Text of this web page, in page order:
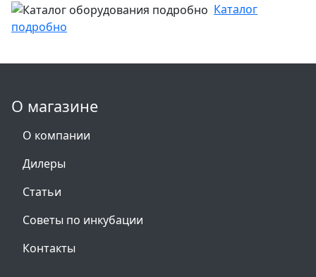
Каталог
подробно
О магазине
О компании
Дилеры
Статьи
Советы по инкубации
Контакты